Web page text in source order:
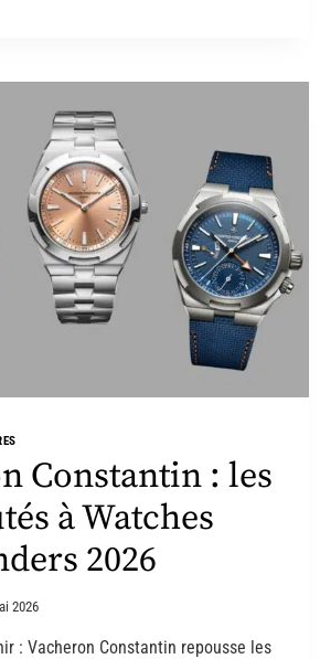
Constantin : les
à Watches
2026
2026
: Vacheron Constantin repousse les